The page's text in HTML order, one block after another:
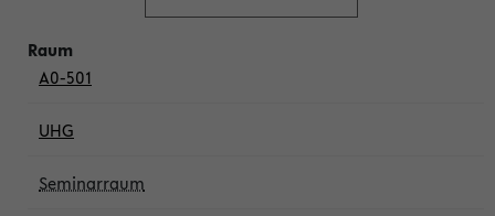
A0-501
UHG
Seminarraum